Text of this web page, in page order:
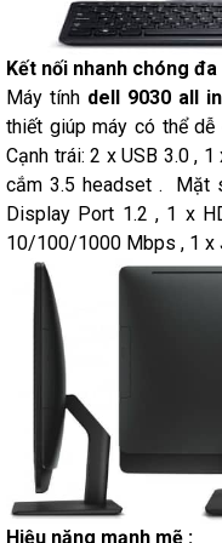
Kết nối nhanh chóng đa
Máy tính dell 9030 all
thiết giúp máy có thể
Cạnh trái: 2 x USB 3.0 ,
cắm 3.5 headset . Mặt
Display Port 1.2 , 1 x
10/100/1000 Mbps , 1 x
Hiệu năng mạnh mẽ :